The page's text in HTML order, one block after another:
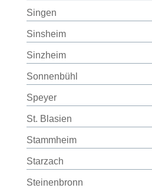
Singen
Sinsheim
Sinzheim
Sonnenbühl
Speyer
St. Blasien
Stammheim
Starzach
Steinenbronn